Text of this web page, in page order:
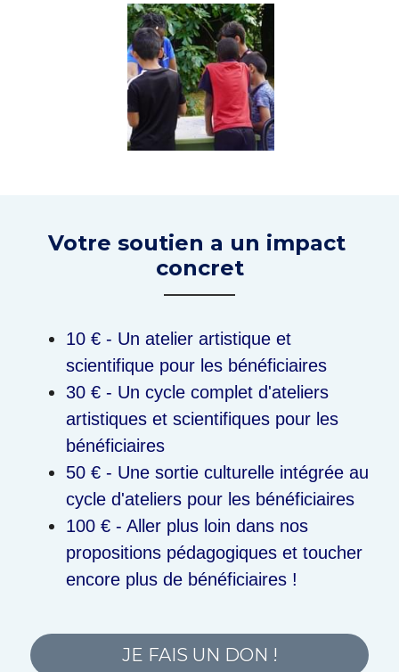
Votre soutien a un impact
concret
10 € - Un atelier artistique et
scientifique pour les bénéficiaires
30 € - Un cycle complet d'ateliers
artistiques et scientifiques pour les
bénéficiaires
50 € - Une sortie culturelle intégrée au
cycle d'ateliers pour les bénéficiaires
100 € - Aller plus loin dans nos
propositions pédagogiques et toucher
encore plus de bénéficiaires !
JE FAIS UN DON !